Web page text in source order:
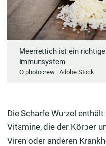
Meerrettich ist ein
Immunsystem
© photocrew | Adobe Stock
Die Scharfe Wurzel
Vitamine, die der Körper
Viren oder anderen